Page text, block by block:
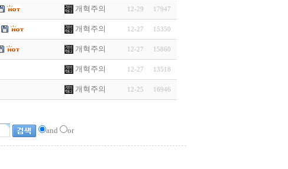
개혁주의 12-29 17947
개혁주의 12-27 15350
개혁주의 12-27 15860
개혁주의 12-27 13518
개혁주의 12-25 16946
and or